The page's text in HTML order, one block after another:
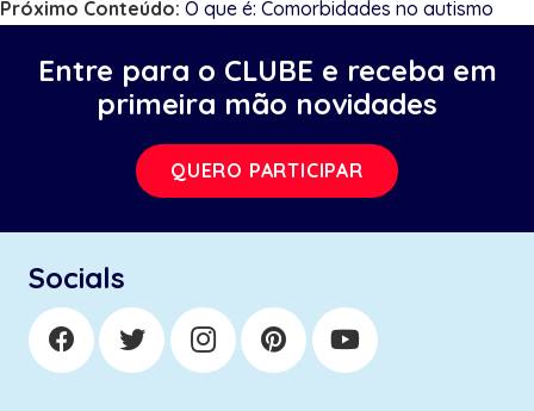
Próximo Conteúdo: O que é: Comorbidades no autismo
Entre para o CLUBE e receba em
primeira mão novidades
QUERO PARTICIPAR
Socials